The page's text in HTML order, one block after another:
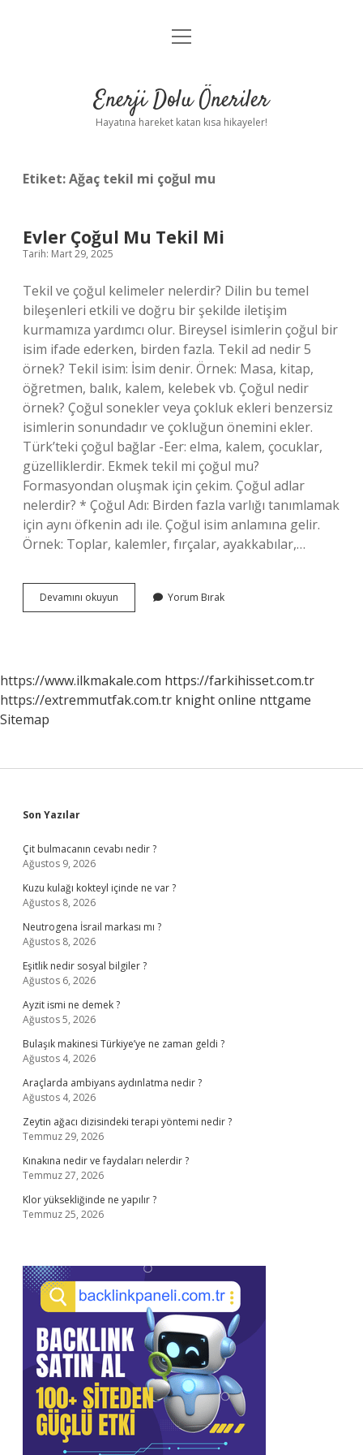
Anasayfa
Yasal Uyarı
menüyü
Enerji Dolu Öneriler
Hayatına hareket katan kısa hikayeler!
Etiket:Ağaç tekil mi çoğul mu
Evler Çoğul Mu Tekil Mi
Tarih: Mart 29, 2025
Tekil ve çoğul kelimeler nelerdir? Dilin bu temel
bileşenleri etkili ve doğru bir şekilde iletişim
kurmamıza yardımcı olur. Bireysel isimlerin çoğul bir
isim ifade ederken, birden fazla. Tekil ad nedir 5
örnek? Tekil isim: İsim denir. Örnek: Masa, kitap,
öğretmen, balık, kalem, kelebek vb. Çoğul nedir
örnek? Çoğul sonekler veya çokluk ekleri benzersiz
isimlerin sonundadır ve çokluğun önemini ekler.
Türk’teki çoğul bağlar -Eer: elma, kalem, çocuklar,
güzelliklerdir. Ekmek tekil mi çoğul mu?
Formasyondan oluşmak için çekim. Çoğul adlar
nelerdir? * Çoğul Adı: Birden fazla varlığı tanımlamak
için aynı öfkenin adı ile. Çoğul isim anlamına gelir.
Örnek: Toplar, kalemler, fırçalar, ayakkabılar,…
Devamını okuyun
Çoğul
Yorum Bırak
https://www.ilkmakale.com https://farkihisset.com.tr
https://extremmutfak.com.tr knight online nttgame
Sitemap
Sidebar
Son Yazılar
Çit bulmacanın cevabı nedir ?
Ağustos 9, 2026
Kuzu kulağı kokteyl içinde ne var ?
Ağustos 8, 2026
Neutrogena İsrail markası mı ?
Ağustos 8, 2026
Eşitlik nedir sosyal bilgiler ?
Ağustos 6, 2026
Ayzit ismi ne demek ?
Ağustos 5, 2026
Bulaşık makinesi Türkiye’ye ne zaman geldi ?
Ağustos 4, 2026
Araçlarda ambiyans aydınlatma nedir ?
Ağustos 4, 2026
Zeytin ağacı dizisindeki terapi yöntemi nedir ?
Temmuz 29, 2026
Kınakına nedir ve faydaları nelerdir ?
Temmuz 27, 2026
Klor yüksekliğinde ne yapılır ?
Temmuz 25, 2026